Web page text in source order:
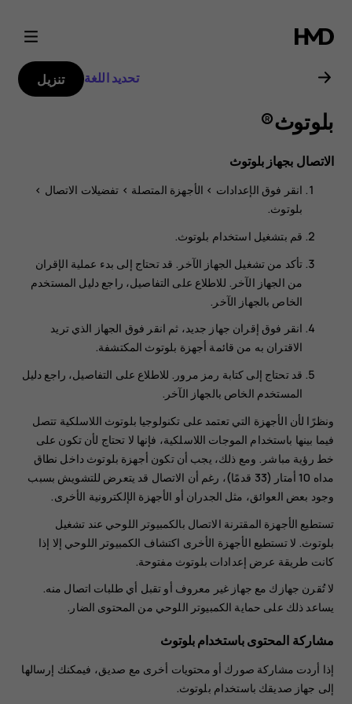
دليل
مستخدم
Nokia
T21
تحديد اللغة تنزيل
بلوتوث®‎
الاتصال بجهاز بلوتوث
انقر فوق الإعدادات > الأجهزة المتصلة > تفضيلات الاتصال >
بلوتوث.
قم بتشغيل استخدام بلوتوث.
تأكد من تشغيل الجهاز الآخر. قد تحتاج إلى بدء عملية الإقران
من الجهاز الآخر. للاطلاع على التفاصيل، راجع دليل المستخدم
الخاص بالجهاز الآخر.
انقر فوق إقران جهاز جديد، ثم انقر فوق الجهاز الذي تريد
الاقتران به من قائمة أجهزة بلوتوث المكتشفة.
قد تحتاج إلى كتابة رمز مرور. للاطلاع على التفاصيل، راجع دليل
المستخدم الخاص بالجهاز الآخر.
ونظرًا لأن الأجهزة التي تعتمد على تكنولوجيا بلوتوث اللاسلكية تتصل
فيما بينها باستخدام الموجات اللاسلكية، فإنها لا تحتاج لأن تكون على
خط رؤية مباشر. ومع ذلك، يجب أن تكون أجهزة بلوتوث داخل نطاق
مداه 10 أمتار (33 قدمًا)، رغم أن الاتصال قد يتعرض للتشويش بسبب
وجود بعض العوائق، مثل الجدران أو الأجهزة الإلكترونية الأخرى.
تستطيع الأجهزة المقترنة الاتصال بالكمبيوتر اللوحي عند تشغيل
بلوتوث. لا تستطيع الأجهزة الأخرى اكتشاف الكمبيوتر اللوحي إلا إذا
كانت طريقة عرض إعدادات بلوتوث مفتوحة.
لا تُقرن جهازك مع جهاز غير معروف أو تقبل أي طلبات اتصال منه.
يساعد ذلك على حماية الكمبيوتر اللوحي من المحتوى الضار.
مشاركة المحتوى باستخدام بلوتوث
إذا أردت مشاركة صورك أو محتويات أخرى مع صديق، فيمكنك إرسالها
إلى جهاز صديقك باستخدام بلوتوث.